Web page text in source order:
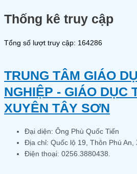
Thống kê truy cập
Tổng số lượt truy cập: 164286
TRUNG TÂM GIÁO
NGHIỆP - GIÁO DỤC
XUYÊN TÂY SƠN
Đại diện: Ông Phù Quốc Tiến
Địa chỉ: Quốc lộ 19, Thôn Phú
Điện thoại: 0256.3880438.